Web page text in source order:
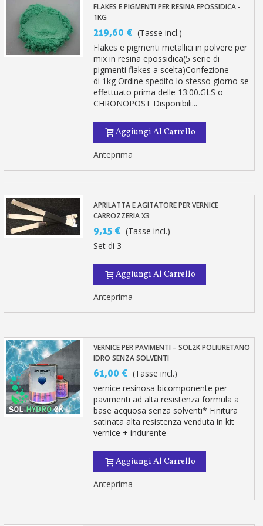
FLAKES E PIGMENTI PER RESINA EPOSSIDICA -
1KG
219,60 € (Tasse incl.)
Flakes e pigmenti metallici in polvere per
mix in resina epossidica(5 serie di
pigmenti flakes a scelta)Confezione
di 1kg Ordine spedito lo stesso giorno se
effettuato prima delle 13:00.GLS o
CHRONOPOST Disponibili...
Aggiungi Al Carrello
Anteprima
APRILATTA E AGITATORE PER VERNICE
CARROZZERIA X3
9,15 € (Tasse incl.)
Set di 3
Aggiungi Al Carrello
Anteprima
VERNICE PER PAVIMENTI – SOL2K POLIURETANO
IDRO SENZA SOLVENTI
61,00 € (Tasse incl.)
vernice resinosa bicomponente per
pavimenti ad alta resistenza formula a
base acquosa senza solventi* Finitura
satinata alta resistenza venduta in kit
vernice + indurente
Aggiungi Al Carrello
Anteprima